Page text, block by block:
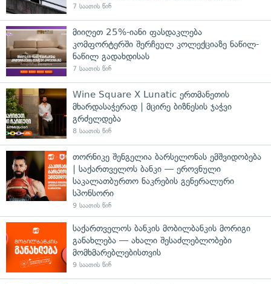
7 საათის წინ
მიიღეთ 25%-იანი ფასდაკლება
კომფორტერში შერჩეულ კოლექციაზე ნაწილ-
ნაწილ გადახდისას
7 საათის წინ
Wine Square X Lunatic ერთმანეთის
მხარდასაჭერად | მცირე ბიზნესის ჯაჭვი
გრძელდება
8 საათის წინ
თორნიკე შენგელია ბარსელონას ემშვიდობება
| საქართველოს ბანკი — ეროვნული
საკალათბურთო ნაკრების გენერალური
სპონსორი
9 საათის წინ
საქართველოს ბანკის მობილბანკის მორიგი
განახლება — ახალი შესაძლებლობები
მომხმარებლებისთვის
9 საათის წინ